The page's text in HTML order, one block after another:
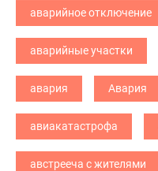
аварийное отключение
аварийные участки
авария Авария
авиакатастрофа
австрееча с жителями